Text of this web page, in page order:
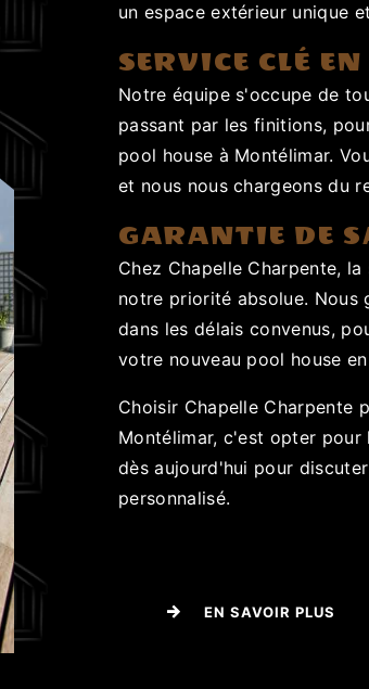
un espace extérieur unique
SERVICE CLÉ
Notre équipe s'occupe de
passant par les finitions,
pool house à Montélimar.
et nous nous chargeons du
GARANTIE DE
Chez Chapelle Charpente,
notre priorité absolue. Nous
dans les délais convenus,
votre nouveau pool house
Choisir Chapelle Charpente
Montélimar, c'est opter pour
dès aujourd'hui pour
personnalisé.
EN SAVOIR PLUS